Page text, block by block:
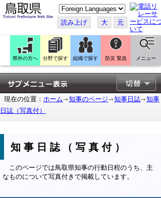
こ
の
ペ
ー
ジ
翻
訳
す
る
読み上げ 大 元
県外の方へ 分野で探す 組織で探す 防災 緊急 メニュー
現在の位置： ホーム 知事のページ 知事日誌
知事
日誌（写真付）
知事日誌（写真付）
このページでは鳥取県知事の行動日程のうち、主
なものについて写真付きで掲載しています。